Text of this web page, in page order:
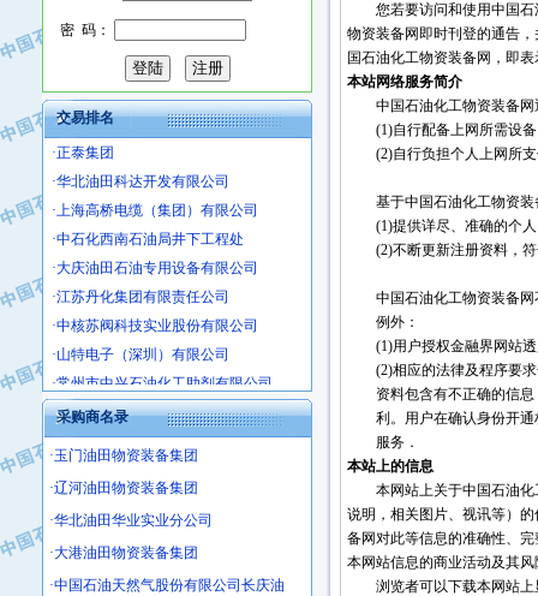
密 码：
交易排名
·萍乡市庞泰化工填料有限公司
·上海宝钢商贸有限公司
·辽河石油勘探局总机械厂
·正泰集团
·华北油田科达开发有限公司
·上海高桥电缆（集团）有限公司
·中石化西南石油局井下工程处
·大庆油田石油专用设备有限公司
·江苏丹化集团有限责任公司
·中核苏阀科技实业股份有限公司
·山特电子（深圳）有限公司
·常州市中兴石油化工助剂有限公司
·姜堰市三联助剂有限公司
·四川中光高技术研究所有限责任公司
·江苏天安防雷工程有限责任公司
·山东东营胜利工业园区
·自贡五洲防腐安装有限公司
采购商名录
·玉门油田物资装备集团
·辽河油田物资装备集团
·华北油田华业实业分公司
·大港油田物资装备集团
·中国石油天然气股份有限公司长庆油
您若要访问和使用中国石
物资装备网即时刊登的通告
国石油化工物资装备网，即
本站网络服务简介
中国石油化工物资装备网
(1)自行配备上网所需设备
(2)自行负担个人上网所支
基于中国石油化工物资装
(1)提供详尽、准确的个人
(2)不断更新注册资料，符
中国石油化工物资装备网
例外：
(1)用户授权金融界网站透
(2)相应的法律及程序要求
资料包含有不正确的信息
利。用户在确认身份开通
服务．
本站上的信息
本网站上关于中国石油化
说明，相关图片、视讯等）
备网对此等信息的准确性、
本网站信息的商业活动及其
浏览者可以下载本网站上